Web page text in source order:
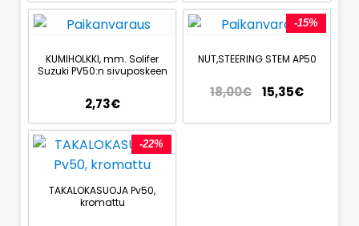
KUMIHOLKKI, mm. Solifer
Suzuki PV50:n sivuposkeen
2,73€
-15%
NUT,STEERING STEM AP50
18,00€ 15,35€
-22%
TAKALOKASUOJA Pv50,
kromattu